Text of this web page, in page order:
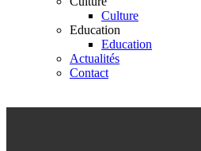
Culture
Education
Education
Actualités
Contact